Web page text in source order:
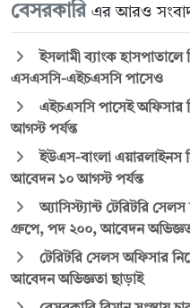
বেসরকারি এর আরও
ইসলামী ব্যাংক
এসএসসি-এইচএসসি পাসেও
এইচএসসি পাসেই অফিসার
আগস্ট পর্যন্ত
ইউএস-বাংলা এয়ারলাইনস
আবেদন ১০ আগস্ট পর্যন্ত
অ্যাসিস্ট্যান্ট টেরিটরি
গ্রুপে, পদ ২০০, আবেদন
টেরিটরি সেলস অফিসার
আবেদন অভিজ্ঞতা ছাড়াই